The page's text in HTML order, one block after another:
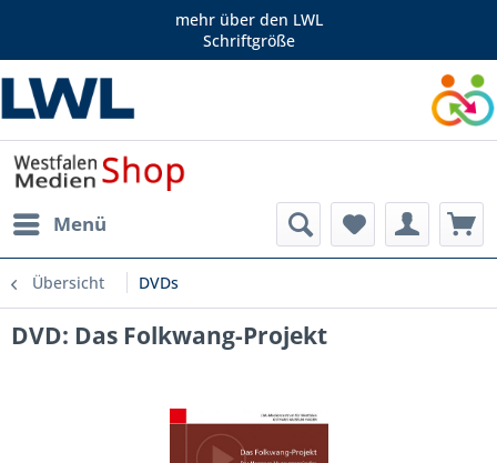
mehr über den LWL
Schriftgröße
Menü
Übersicht DVDs
DVD: Das Folkwang-Projekt